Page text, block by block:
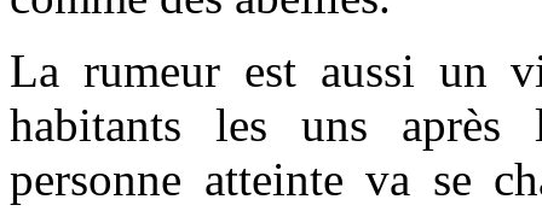
La rumeur est aussi un
habitants les uns après
personne atteinte va se